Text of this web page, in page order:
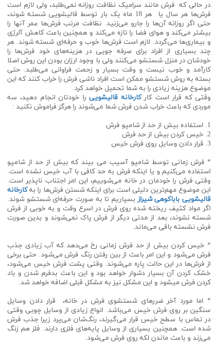
در حالی که فرش مانند سرامیک نظافت روزانه نمی‌طلبد، ولی لازم است
فرش‌ها هر سال یا هر 18 ماه یک بار توسط قالیشویی شسته شوند،
حتی اگر روزانه آن‌ها را جارو می‌زنید. نظافت مرتب فرش‌ها عمر آنها را
بیشتر می‌کند و هوای فضا را تازه می‌کند و همچنین باعث کاهش آلرژی
و بیماری‌ها می‌گردد. لازم است فرش‌ها خوب و حرفه‌ای شسته شوند. هر
چند بسیاری از افراد برای صرفه جویی در هزینه‌های خود فرش‌ها را
خودشان در منزل شستشو می‌کنند ولی با وجود ارزان بودن این روش اصلا
کارآمد و خوب نیست و وقت بسیار و زحمت فراوانی می‌طلبد. حتی
بسته به روش شستشو ممکن است افراد ناشی فرش را خراب کنند که این
موضوع هزینه زیادی را به شما تحمیل خواهد کرد.
وقتی که قرار است کارکارخانه قالیشوییرا خودتان انجام دهید، سه
موردی که باعث خراب شدن فرش شما می‌شوند را هرگز فراموش نکنید :
1. استفاده بیش از حد از شامپو فرش
2. خیس کردن بیش از حد فرش
3. قرار دادن وسایل روی فرش خیس
* فرش زمانی توسط شامپو آسیب می بیند که بیش از حد از شامپو
استفاده می‌کنیم و یا اینکه فرش به حد کافی با آب خیس نشده است.
وقتی فرش را خودمان در خانه می‌شوییم، این امر اجتناب ناپذیر است.
این موضوع مهم‌ترین دلیلی است برای اینکه شستن فرش‌ها را بهکارخانه
قالیشویی باباکوهی شیرازبسپاریم تا به صورت حرفه‌ای شستشو شوند.
اگر مواد کثیف ریخته شده روی فرش در اسرع وقت و به خوبی از فرش
شسته نشوند، بعد از مدتی دیگر از فرش پاک نمی‌شوند و بدین صورت
فرش نشسته باقی می‌ماند.
* خیس کردن بیش از حد فرش زمانی رخ می‌دهد که آب زیادی جذب
فرش می‌شود و این امر باعث از بین رفتن رنگ فرش می‌شود. حتی برخی
از فرش‌ها در این حالت پاره می‌شوند. وقتی پشت فرش خیس می‌شود،
خشک کردن آن بسیار دشوار خواهد بود و این باعث بدفرم شدن و باد
کردن فرش میشود و این مشکل نیز به مشکل قبلی اضافه خواهد شد.
* اما مورد آخر ضررهای شستشوی فرش در خانه، قرار دادن وسایل
سنگین بر روی فرش خیس می‌باشد. انواع زیادی از وسایل چوبی وقتی
در تماس با سطح خیس قرار می‌گیرند، رنگ‌شان می‌پرد زیرا جذب فرش
شده است. همچنین بسیاری از وسایل پایه‌های فلزی دارند. فلز هم زنگ
می‌زند و باعث ماندن لکه روی فرش می‌شود.